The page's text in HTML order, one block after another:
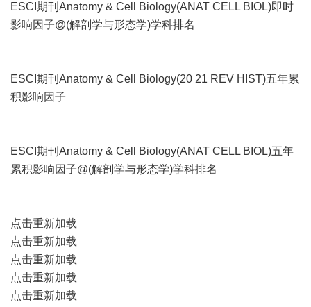
ESCI期刊Anatomy & Cell Biology(ANAT CELL BIOL)即时
影响因子@(解剖学与形态学)学科排名
ESCI期刊Anatomy & Cell Biology(20 21 REV HIST)五年累
积影响因子
ESCI期刊Anatomy & Cell Biology(ANAT CELL BIOL)五年
累积影响因子@(解剖学与形态学)学科排名
点击重新加载
点击重新加载
点击重新加载
点击重新加载
点击重新加载